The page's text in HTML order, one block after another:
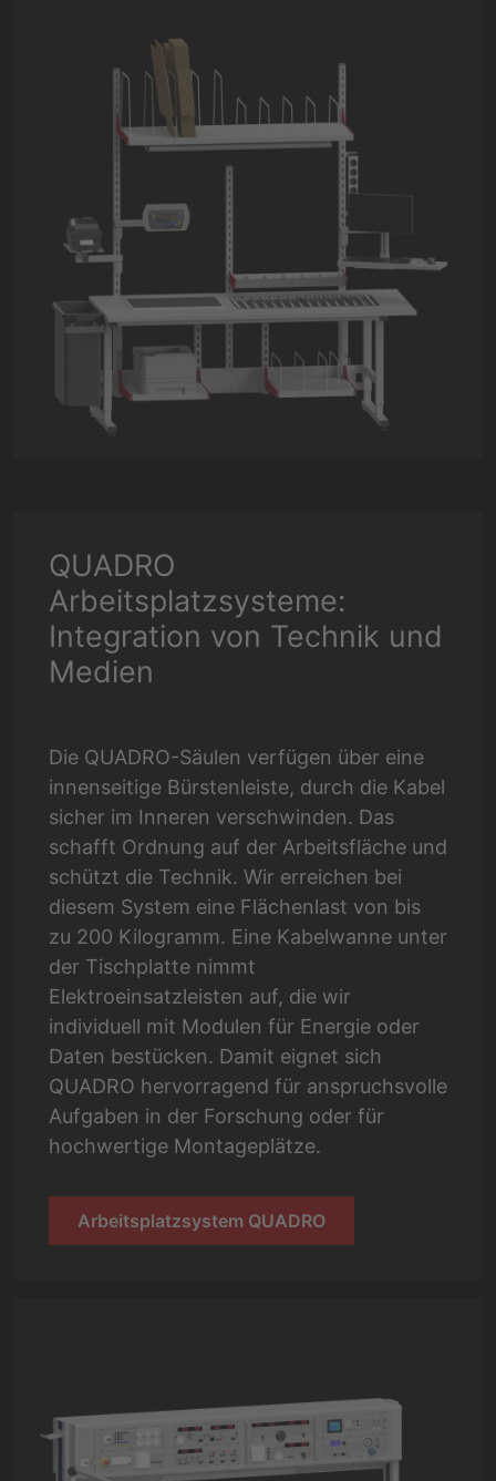
QUADRO
Arbeitsplatzsysteme:
Integration von Technik und
Medien
Die QUADRO-Säulen verfügen über eine
innenseitige Bürstenleiste, durch die Kabel
sicher im Inneren verschwinden. Das
schafft Ordnung auf der Arbeitsfläche und
schützt die Technik. Wir erreichen bei
diesem System eine Flächenlast von bis
zu 200 Kilogramm. Eine Kabelwanne unter
der Tischplatte nimmt
Elektroeinsatzleisten auf, die wir
individuell mit Modulen für Energie oder
Daten bestücken. Damit eignet sich
QUADRO hervorragend für anspruchsvolle
Aufgaben in der Forschung oder für
hochwertige Montageplätze.
Arbeitsplatzsystem QUADRO